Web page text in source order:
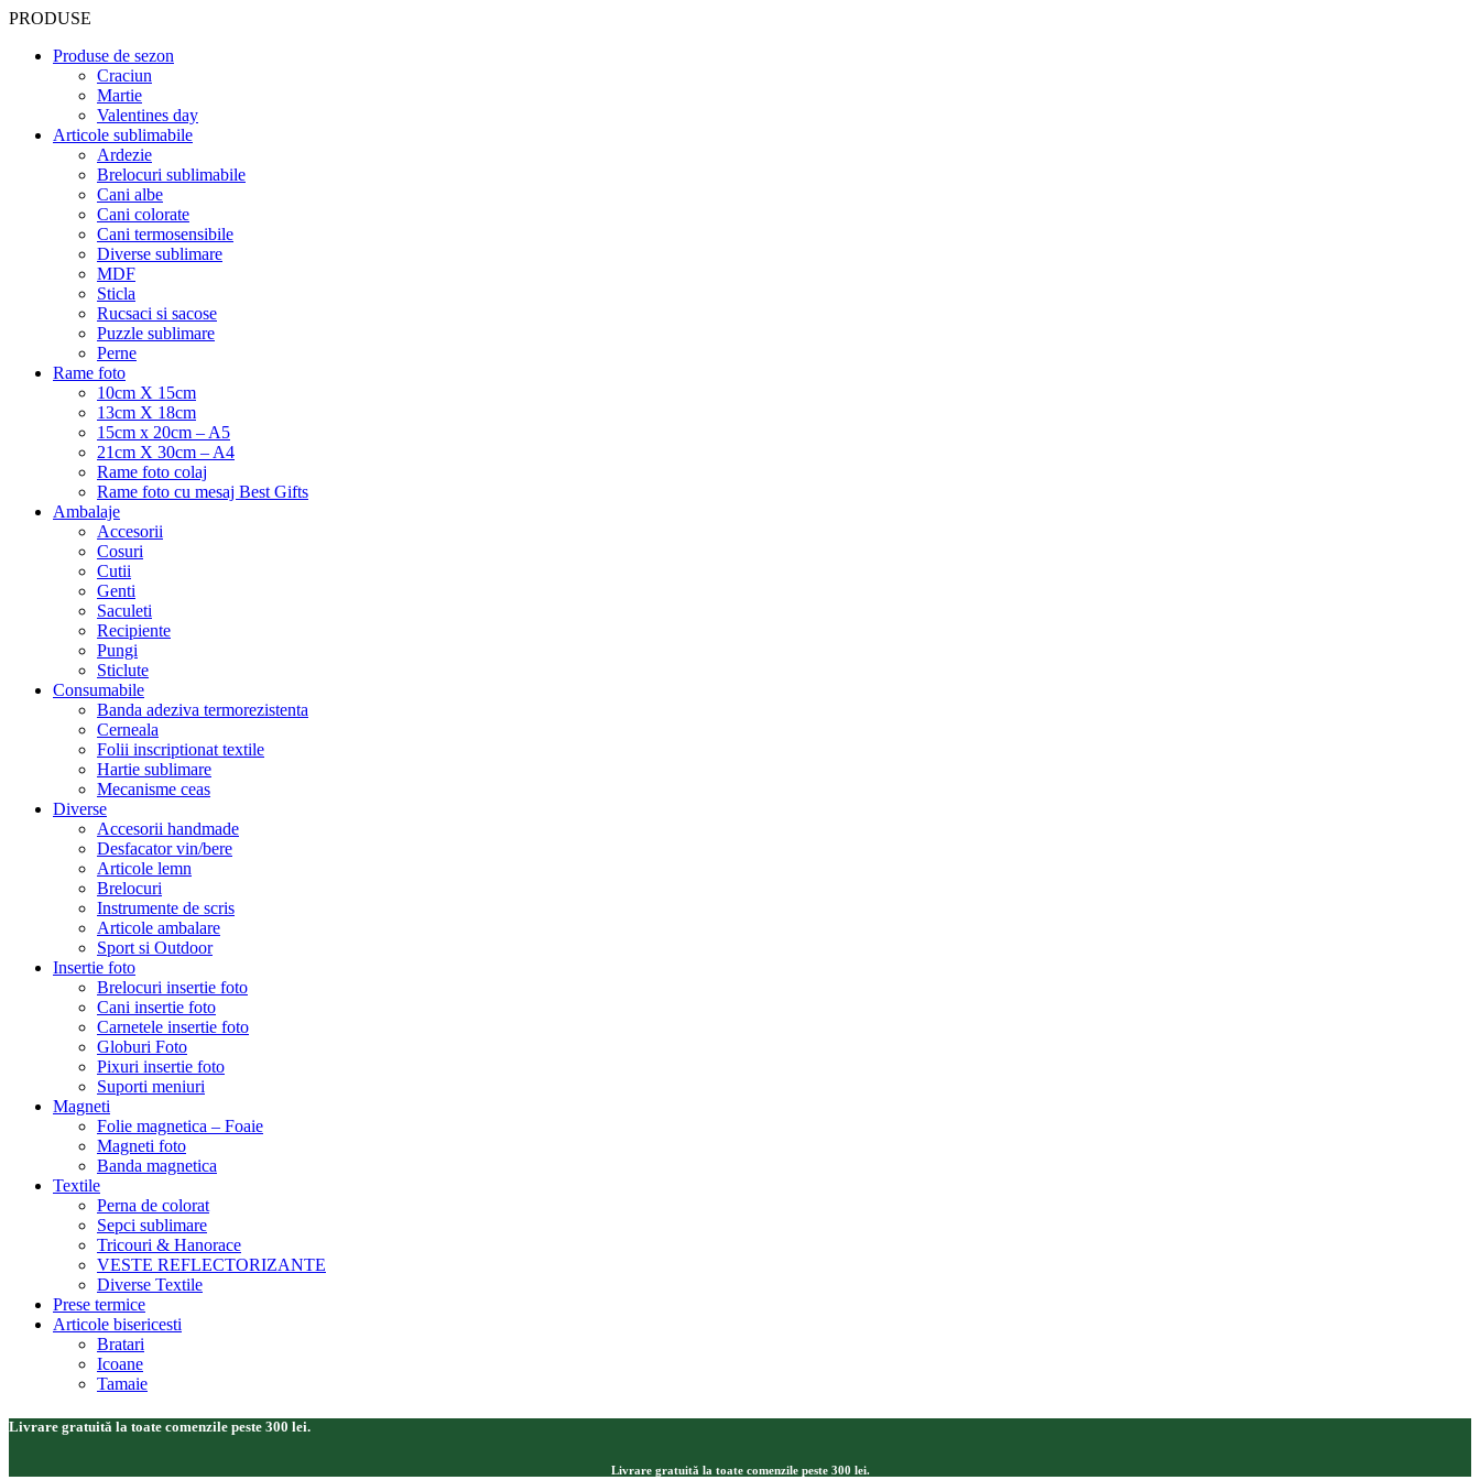
PRODUSE
Produse de sezon
Craciun
Martie
Valentines day
Articole sublimabile
Ardezie
Brelocuri sublimabile
Cani albe
Cani colorate
Cani termosensibile
Diverse sublimare
MDF
Sticla
Rucsaci si sacose
Puzzle sublimare
Perne
Rame foto
10cm X 15cm
13cm X 18cm
15cm x 20cm – A5
21cm X 30cm – A4
Rame foto colaj
Rame foto cu mesaj Best Gifts
Ambalaje
Accesorii
Cosuri
Cutii
Genti
Saculeti
Recipiente
Pungi
Sticlute
Consumabile
Banda adeziva termorezistenta
Cerneala
Folii inscriptionat textile
Hartie sublimare
Mecanisme ceas
Diverse
Accesorii handmade
Desfacator vin/bere
Articole lemn
Brelocuri
Instrumente de scris
Articole ambalare
Sport si Outdoor
Insertie foto
Brelocuri insertie foto
Cani insertie foto
Carnetele insertie foto
Globuri Foto
Pixuri insertie foto
Suporti meniuri
Magneti
Folie magnetica – Foaie
Magneti foto
Banda magnetica
Textile
Perna de colorat
Sepci sublimare
Tricouri & Hanorace
VESTE REFLECTORIZANTE
Diverse Textile
Prese termice
Articole bisericesti
Bratari
Icoane
Tamaie
Livrare gratuită la toate comenzile peste 300 lei.
Livrare gratuită la toate comenzile peste 300 lei.